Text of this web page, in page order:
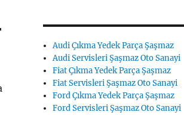
Audi Çıkma Yedek Parça Şaşmaz
Audi Servisleri Şaşmaz Oto Sanayi
Fiat Çıkma Yedek Parça Şaşmaz
Fiat Servisleri Şaşmaz Oto Sanayi
Ford Çıkma Yedek Parça Şaşmaz
Ford Servisleri Şaşmaz Oto Sanayi